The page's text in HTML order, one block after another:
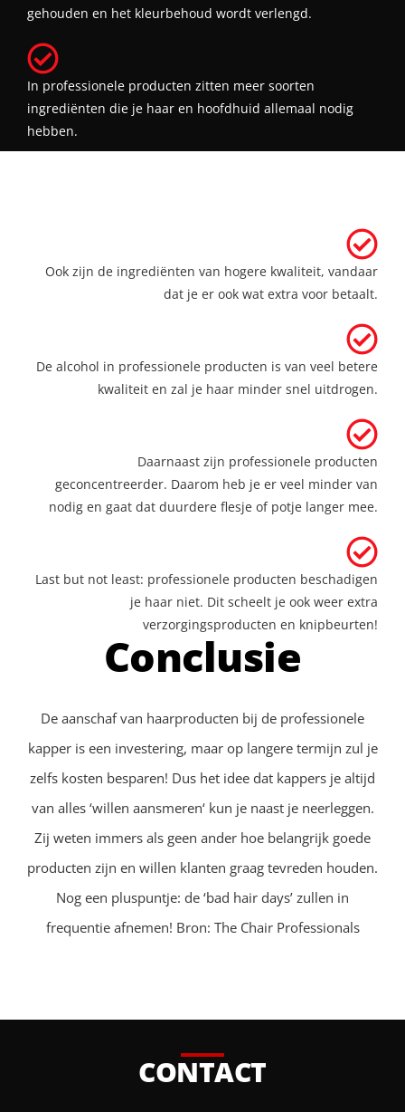
gehouden en het kleurbehoud wordt verlengd.
In professionele producten zitten meer soorten
ingrediënten die je haar en hoofdhuid allemaal nodig
hebben.
Ook zijn de ingrediënten van hogere kwaliteit, vandaar
dat je er ook wat extra voor betaalt.
De alcohol in professionele producten is van veel betere
kwaliteit en zal je haar minder snel uitdrogen.
Daarnaast zijn professionele producten
geconcentreerder. Daarom heb je er veel minder van
nodig en gaat dat duurdere flesje of potje langer mee.
Last but not least: professionele producten beschadigen
je haar niet. Dit scheelt je ook weer extra
verzorgingsproducten en knipbeurten!
Conclusie
De aanschaf van haarproducten bij de professionele
kapper is een investering, maar op langere termijn zul je
zelfs kosten besparen! Dus het idee dat kappers je altijd
van alles ‘willen aansmeren‘ kun je naast je neerleggen.
Zij weten immers als geen ander hoe belangrijk goede
producten zijn en willen klanten graag tevreden houden.
Nog een pluspuntje: de ‘bad hair days’ zullen in
frequentie afnemen! Bron: The Chair Professionals
CONTACT